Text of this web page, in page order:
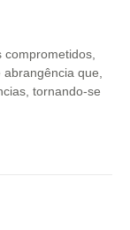
que,
tornando-se